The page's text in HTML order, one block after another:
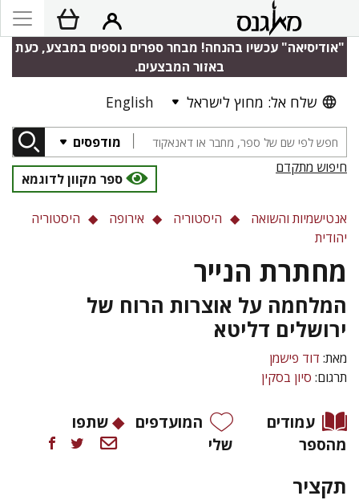
"אודיסיאה" עכשיו בהנחה! מבחר ספרים נוספים במבצע, כעת
באזור המבצעים.
שלח אל: מחוץ לישראל English
מודפסים
חיפוש מתקדם
ספר מקוון לדוגמא
אנטישמיות והשואה היסטוריה אירופה
היסטוריה
יהודית
מחתרת הנייר
המלחמה על אוצרות הרוח של
ירושלים דליטא
מאת: דוד פישמן
תרגום: סיון בסקין
עמודים
מהספר
המועדפים
שלי
שתפו
תקציר